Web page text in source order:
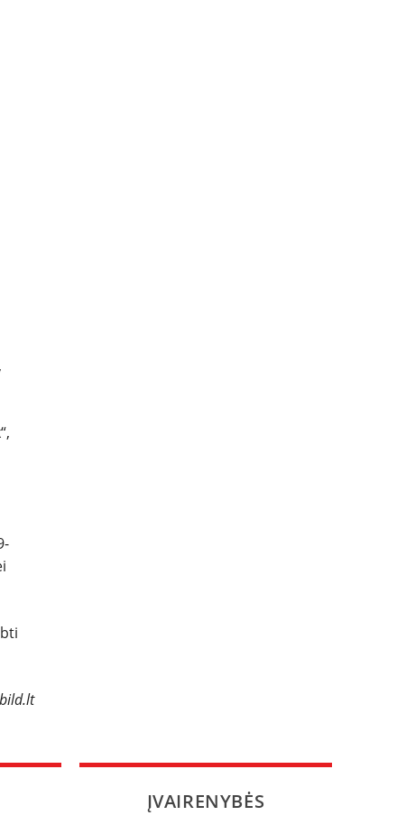
ĮVAIRENYBĖS